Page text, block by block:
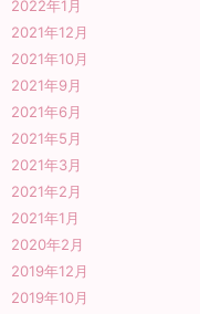
2022年1月
2021年12月
2021年10月
2021年9月
2021年6月
2021年5月
2021年3月
2021年2月
2021年1月
2020年2月
2019年12月
2019年10月